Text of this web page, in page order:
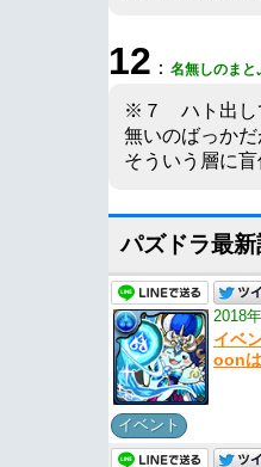
12 ： 名無しのまと
※７ ハト出し
無いのばっかだ
そういう層に
パズドラ最
2018
イベ
oonは
イベント